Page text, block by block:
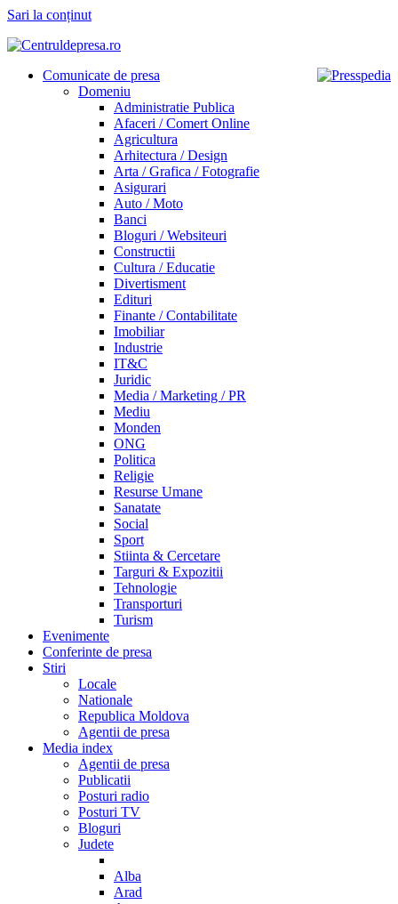
Sari la conținut
Comunicate de presa
Domeniu
Administratie Publica
Afaceri / Comert Online
Agricultura
Arhitectura / Design
Arta / Grafica / Fotografie
Asigurari
Auto / Moto
Banci
Bloguri / Websiteuri
Constructii
Cultura / Educatie
Divertisment
Edituri
Finante / Contabilitate
Imobiliar
Industrie
IT&C
Juridic
Media / Marketing / PR
Mediu
Monden
ONG
Politica
Religie
Resurse Umane
Sanatate
Social
Sport
Stiinta & Cercetare
Targuri & Expozitii
Tehnologie
Transporturi
Turism
Evenimente
Conferinte de presa
Stiri
Locale
Nationale
Republica Moldova
Agentii de presa
Media index
Agentii de presa
Publicatii
Posturi radio
Posturi TV
Bloguri
Judete
Alba
Arad